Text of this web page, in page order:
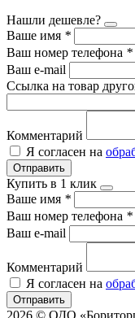
Нашли дешевле?
Ваше имя *
Ваш номер телефона *
Ваш e-mail
Ссылка на товар
Комментарий
Я согласен на
Отправить
Купить в 1 клик
Ваше имя *
Ваш номер телефона *
Ваш e-mail
Комментарий
Я согласен на
Отправить
2026 © ОДО